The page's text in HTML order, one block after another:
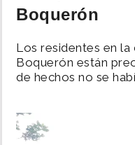
SUCESOS
NACIONAL
SHOW
Boquerón
Los residentes en
Boquerón están
de hechos no se